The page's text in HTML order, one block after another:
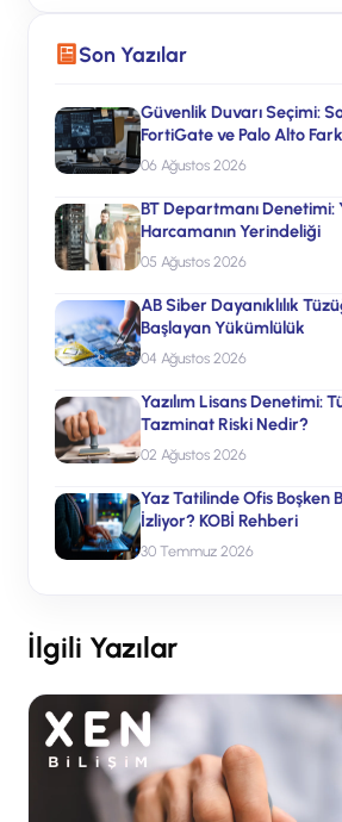
Son Yazılar
Güvenlik Duvarı Seçimi:
FortiGate ve Palo Alto
06 Ağustos 2026
BT Departmanı Denetimi:
Harcamanın Yerindeliği
05 Ağustos 2026
AB Siber Dayanıklılık
Başlayan Yükümlülük
04 Ağustos 2026
Yazılım Lisans Denetimi:
Tazminat Riski Nedir?
02 Ağustos 2026
Yaz Tatilinde Ofis Boşken
İzliyor? KOBİ Rehberi
30 Temmuz 2026
İlgili Yazılar